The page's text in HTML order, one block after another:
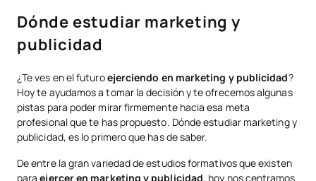
Dónde estudiar marketing y
publicidad
¿Te ves en el futuroejerciendo en marketing y publicidad?
Hoy te ayudamos a tomar la decisión y te ofrecemos algunas
pistas para poder mirar firmemente hacia esa meta
profesional que te has propuesto. Dónde estudiar marketing y
publicidad, es lo primero que has de saber.
De entre la gran variedad de estudios formativos que existen
paraejercer en marketing y publicidad, hoy nos centramos